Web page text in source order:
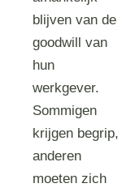
blijven van de
goodwill van
hun
werkgever.
Sommigen
krijgen begrip,
anderen
moeten zich